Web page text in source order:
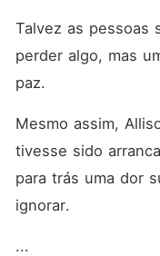
Talvez as pessoas
perder algo, mas
paz.
Mesmo assim,
tivesse sido
para trás uma dor
ignorar.
...